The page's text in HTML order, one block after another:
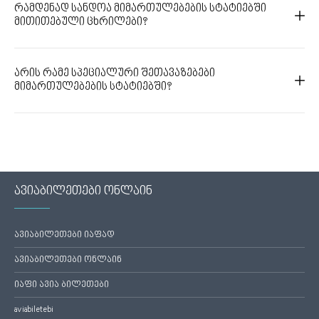
რამდენად სანდოა მიმართულებების სტატიებში
მითითებული ცხრილები?
არის რამე სპეციალური შეთავაზებები
მიმართულებების სტატიებში?
ავიაბილეთები ონლაინ
ავიაბილეთები იაფად
ავიაბილეთები ონლაინ
იაფი ავია ბილეთები
aviabiletebi